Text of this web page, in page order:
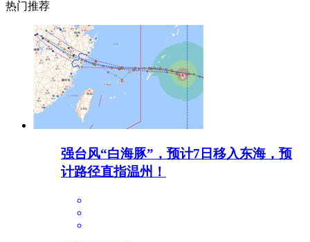
热门推荐
强台风“白海豚”，预计7日移入东海，预
计路径直指温州！